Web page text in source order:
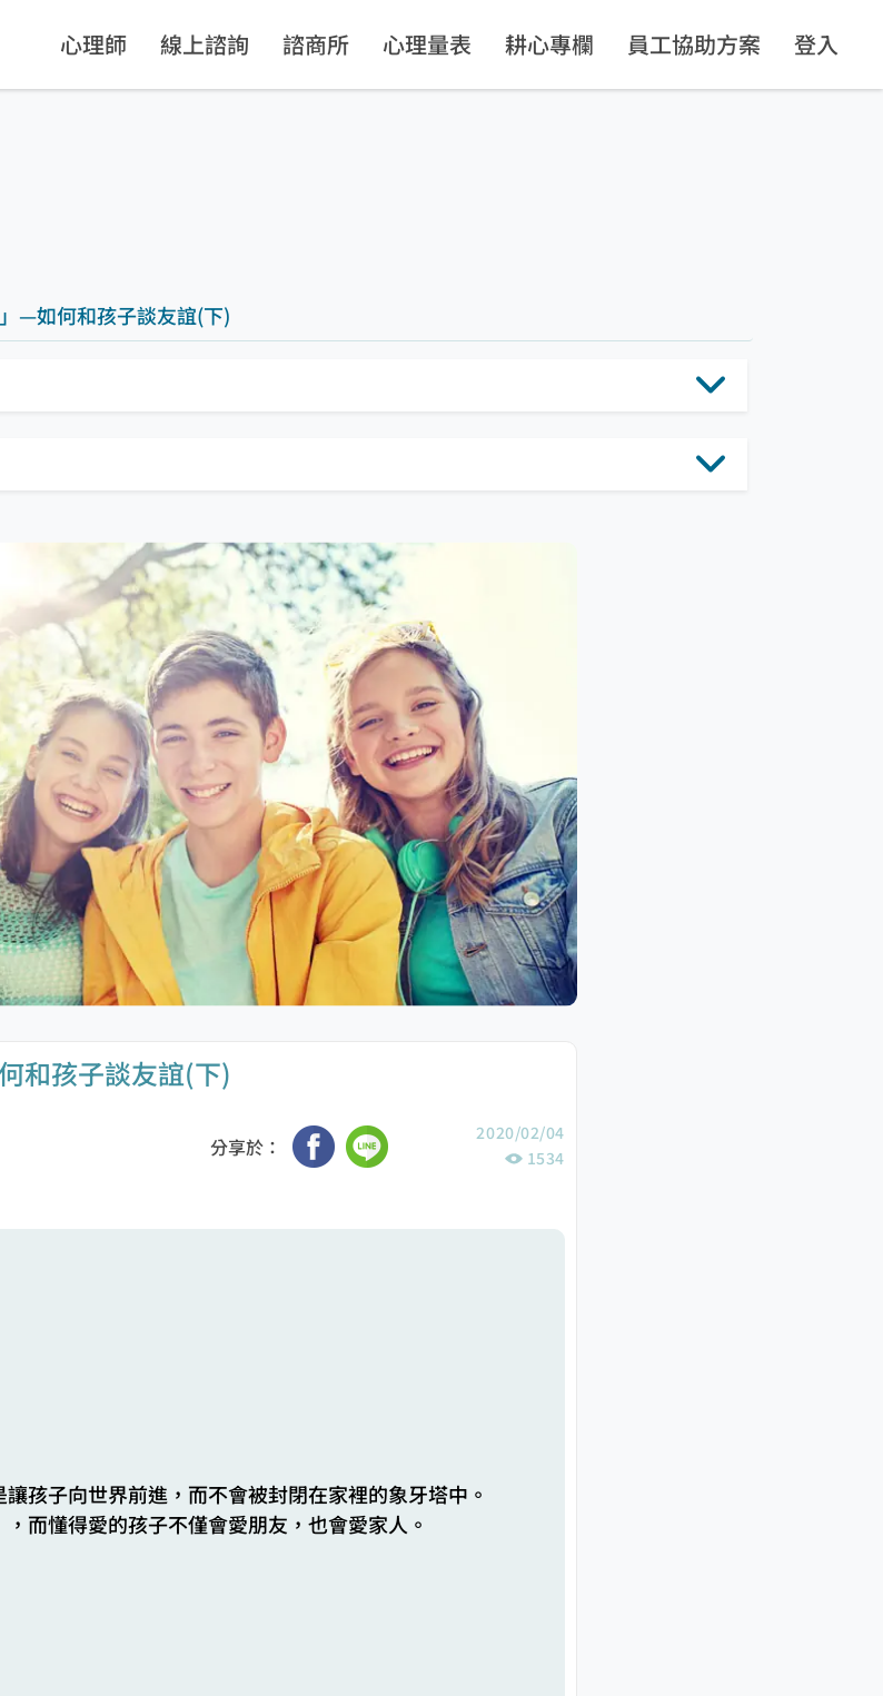
心理師 線上諮詢 諮商所 心理量表 耕心專欄 員工協助方案 登入
和孩子談友誼(下)
分享於：
2020/02/04
1534
孩子向世界前進，而不會被封閉在家裡的象牙塔中。
而懂得愛的孩子不僅會愛朋友，也會愛家人。
—如何和孩子談友誼(下)